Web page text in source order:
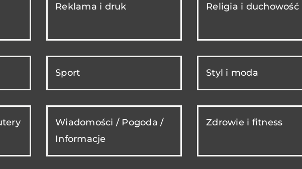
Reklama i druk Religia i duchowość
Sport Styl i moda
Wiadomości / Pogoda /
Informacje
Zdrowie i fitness